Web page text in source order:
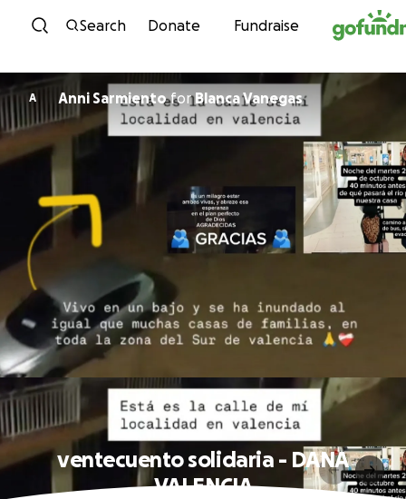
Skip to content
Search Donate Fundraise
A Anni Sarmientofor Blanca Vanegas
ventecuento solidaria - DANA
VALENCIA